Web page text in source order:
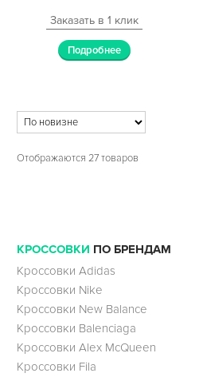
Заказать в 1 клик
Подробнее
Отображаются 27 товаров
КРОССОВКИ ПО БРЕНДАМ
Кроссовки Adidas
Кроссовки Nike
Кроссовки New Balance
Кроссовки Balenciaga
Кроссовки Alex McQueen
Кроссовки Fila